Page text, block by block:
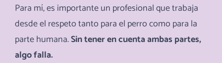
Para mí, es importante un profesional que trabaja
desde el respeto tanto para el perro como para la
parte humana.Sin tener en cuenta ambas partes,
algo falla.